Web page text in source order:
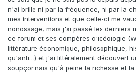
n'ai brillé ni par la fréquence, ni par la
mes interventions et que celle-ci me
nonossage, mais j'ai passé les derniers
ce forum et ses compères d'idéologie
littérature économique, philosophique,
qu'anti…) et j'ai littéralement découvert
soupçonnais qu'à peine la richesse et